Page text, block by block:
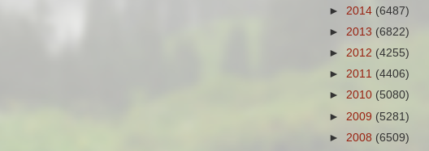
► 2014 (6487)
► 2013 (6822)
► 2012 (4255)
► 2011 (4406)
► 2010 (5080)
► 2009 (5281)
► 2008 (6509)